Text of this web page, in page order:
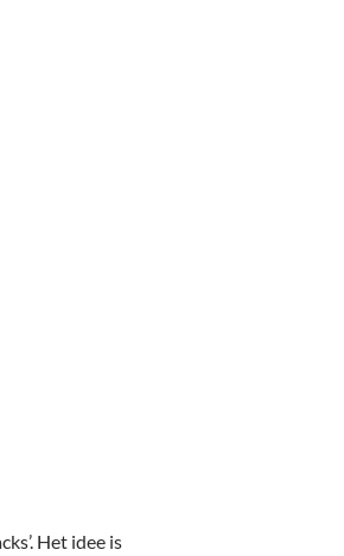
Het idee is